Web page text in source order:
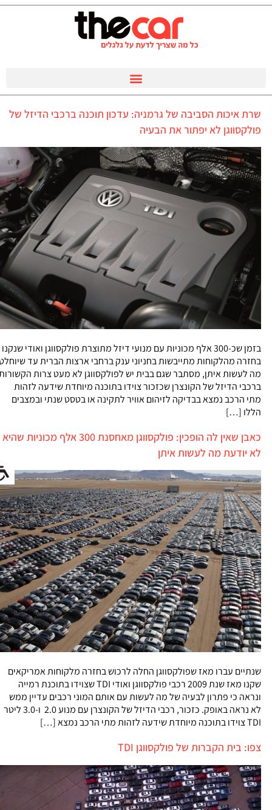
שרת איכות הסביבה של גרמניה: עדכון תוכנה ברכבי הדיזל של
פולקסווגן לא יפתור את הבעיה
בזמן שכ-300 אלף מכוניות עם מנועי דיזל מתוצרת פולקסווגן ואודי שנקנו
בחזרה מהלקוחות מתייבשות בחניוני ענק ברחבי ארצות הברית עד שיוחלט
מה לעשות איתן, מסתבר שגם בבית יש לפולקסווגן לא מעט צרות הקשורות
ברכבי הדיזל של הקונצרן שכזכור צוידו בתוכנה מיוחדת שידעה לזהות
מתי הרכב נמצא בבדיקה לזיהום אוויר לתקינה או בטסט שנתי ובמצבים
הללו […]
כאבן שאין לה הופכין: פולקסווגן מאחסנת 300 אלף מכוניות שהיא
לא יודעת מה לעשות איתן
שנתיים עברו מאז שפולקסווגן החלה לרכוש בחזרה מלקוחות אמריקאים
שקנו מאז שנת 2009 רכבי פולקסווגן ואודי TDI שצוידו בתוכנת רמייה
ונראה כי פתרון לבעיה של מה לעשות עם אותם המוני רכבים עדיין ממש
לא נראה באופק. כזכור, רכבי הדיזל של הקונצרן עם מנוע 2.0 ו-3.0 ליטר
TDI צוידו בתוכנה מיוחדת שידעה לזהות מתי הרכב נמצא […]
צפו: בית הקברות של פולקסווגן TDI